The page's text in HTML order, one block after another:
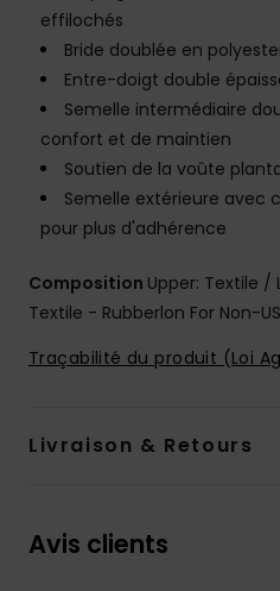
effilochés
Bride doublée en
Entre-doigt double
Semelle intermédiaire
confort et de maintien
Soutien de la voûte
Semelle extérieure avec
pour plus d'adhérence
Composition Upper: Textile /
Textile - Rubberlon For Non-
Traçabilité du produit (Loi
Livraison & Retours
Avis clients